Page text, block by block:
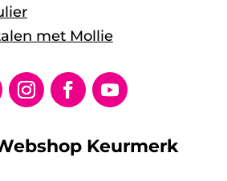
met Mollie
Keurmerk